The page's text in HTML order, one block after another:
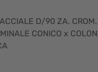
D/90 ZA. CROM.
CONICO x